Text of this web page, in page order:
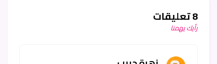
8 تعليقات
رأيك يهمنا